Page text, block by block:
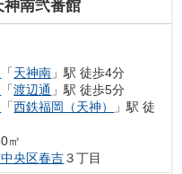
神南弐番館
「天神南 」駅 徒歩4分
「渡辺通 」駅 徒歩5分
「西鉄福岡（天神）
」駅 徒
㎡
央区春吉３丁目